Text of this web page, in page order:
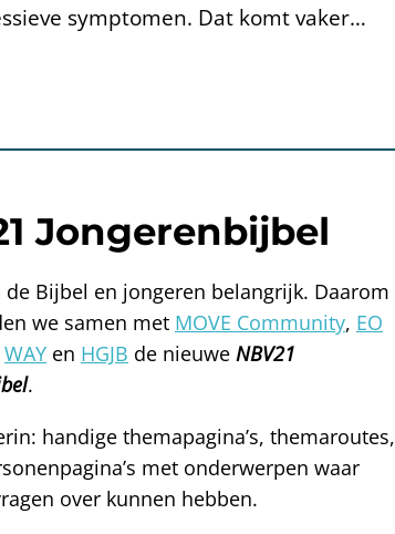
symptomen. Dat komt vaker…
Jongerenbijbel
Bijbel en jongeren belangrijk. Daarom
we samen met MOVE Community, EO
WAYen HGJB de nieuwe NBV21
.
handige themapagina’s, themaroutes,
met onderwerpen waar
over kunnen hebben.